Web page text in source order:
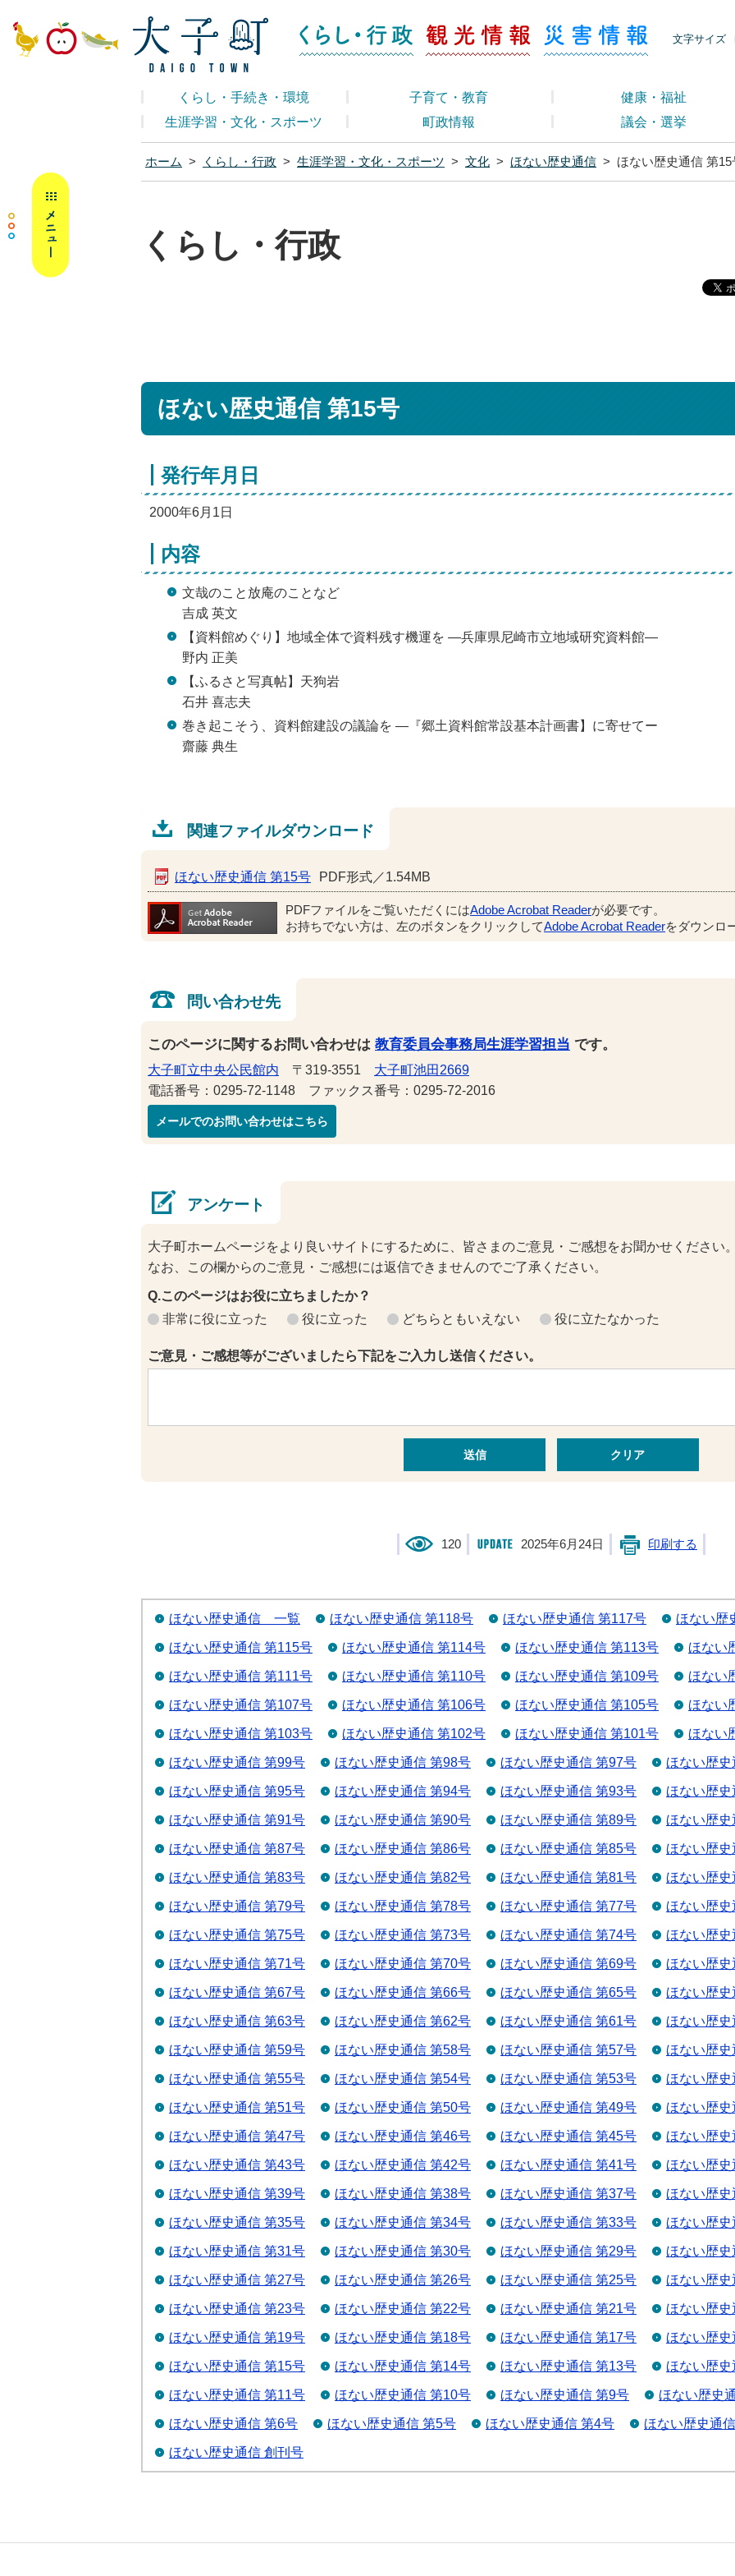
大子町ホームページ くらし・行政
文字サイズ
くらし・行政 観光情報 災害情報
くらし・手続き・環境 子育て・教育
健康・福祉
生涯学習・文化・スポーツ
町政情報 議会・選挙
ホーム > くらし・行政 > 生涯学習・文化・スポーツ > 文化 > ほない歴史通信 > ほない歴史通信 第15
くらし・行政
ほない歴史通信 第15号
発行年月日
2000年6月1日
内容
文哉のこと放庵のことなど
吉成 英文
【資料館めぐり】地域全体で資料残す機運を ―兵庫県尼崎市立地域研究資料館―
野内 正美
【ふるさと写真帖】天狗岩
石井 喜志夫
巻き起こそう、資料館建設の議論を ―『郷土資料館常設基本計画書】に寄せてー
齋藤 典生
関連ファイルダウンロード
ほない歴史通信 第15号 PDF形式／1.54MB
PDFファイルをご覧いただくにはAdobe Acrobat Readerが必要です。
お持ちでない方は、左のボタンをクリックしてAdobe Acrobat Readerをダウンロ
問い合わせ先
このページに関するお問い合わせは 教育委員会事務局生涯学習担当 です。
大子町立中央公民館内 〒319-3551 大子町池田2669
電話番号：0295-72-1148 ファックス番号：0295-72-2016
メールでのお問い合わせはこちら
アンケート
大子町ホームページをより良いサイトにするために、皆さまのご意見・ご感想をお聞かせください
なお、この欄からのご意見・ご感想には返信できませんのでご了承ください。
Q.このページはお役に立ちましたか？
非常に役に立った
役に立った どちらともいえない 役に立たなかった
ご意見・ご感想等がございましたら下記をご入力し送信ください。
120 2025年6月24日 印刷する
ほない歴史通信 一覧 ほない歴史通信 第118号 ほない歴史通信 第117号 ほない歴
ほない歴史通信 第115号 ほない歴史通信 第114号 ほない歴史通信 第113号 ほない
ほない歴史通信 第111号 ほない歴史通信 第110号 ほない歴史通信 第109号 ほない
ほない歴史通信 第107号 ほない歴史通信 第106号 ほない歴史通信 第105号 ほない
ほない歴史通信 第103号 ほない歴史通信 第102号 ほない歴史通信 第101号 ほない
ほない歴史通信 第99号 ほない歴史通信 第98号 ほない歴史通信 第97号 ほない歴
ほない歴史通信 第95号 ほない歴史通信 第94号 ほない歴史通信 第93号 ほない歴
ほない歴史通信 第91号 ほない歴史通信 第90号 ほない歴史通信 第89号 ほない歴
ほない歴史通信 第87号 ほない歴史通信 第86号 ほない歴史通信 第85号 ほない歴
ほない歴史通信 第83号 ほない歴史通信 第82号 ほない歴史通信 第81号 ほない歴
ほない歴史通信 第79号 ほない歴史通信 第78号 ほない歴史通信 第77号 ほない歴
ほない歴史通信 第75号 ほない歴史通信 第73号 ほない歴史通信 第74号 ほない歴
ほない歴史通信 第71号 ほない歴史通信 第70号 ほない歴史通信 第69号 ほない歴
ほない歴史通信 第67号 ほない歴史通信 第66号 ほない歴史通信 第65号 ほない歴
ほない歴史通信 第63号 ほない歴史通信 第62号 ほない歴史通信 第61号 ほない歴
ほない歴史通信 第59号 ほない歴史通信 第58号 ほない歴史通信 第57号 ほない歴
ほない歴史通信 第55号 ほない歴史通信 第54号 ほない歴史通信 第53号 ほない歴
ほない歴史通信 第51号 ほない歴史通信 第50号 ほない歴史通信 第49号 ほない歴
ほない歴史通信 第47号 ほない歴史通信 第46号 ほない歴史通信 第45号 ほない歴
ほない歴史通信 第43号 ほない歴史通信 第42号 ほない歴史通信 第41号 ほない歴
ほない歴史通信 第39号 ほない歴史通信 第38号 ほない歴史通信 第37号 ほない歴
ほない歴史通信 第35号 ほない歴史通信 第34号 ほない歴史通信 第33号 ほない歴
ほない歴史通信 第31号 ほない歴史通信 第30号 ほない歴史通信 第29号 ほない歴
ほない歴史通信 第27号 ほない歴史通信 第26号 ほない歴史通信 第25号 ほない歴
ほない歴史通信 第23号 ほない歴史通信 第22号 ほない歴史通信 第21号 ほない歴
ほない歴史通信 第19号 ほない歴史通信 第18号 ほない歴史通信 第17号 ほない歴
ほない歴史通信 第15号 ほない歴史通信 第14号 ほない歴史通信 第13号 ほない歴
ほない歴史通信 第11号 ほない歴史通信 第10号 ほない歴史通信 第9号 ほない歴史
ほない歴史通信 第6号 ほない歴史通信 第5号 ほない歴史通信 第4号 ほない歴史通
ほない歴史通信 創刊号